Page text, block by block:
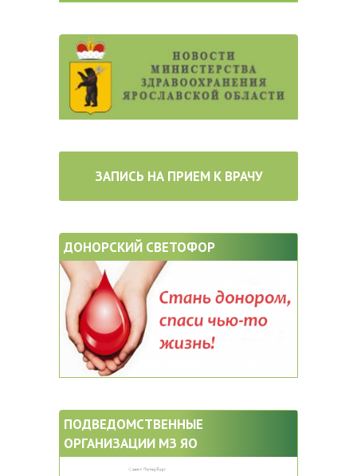
ЗАПИСЬ НА ПРИЕМ К ВРАЧУ
ДОНОРСКИЙ СВЕТОФОР
ПОДВЕДОМСТВЕННЫЕ
ОРГАНИЗАЦИИ МЗ ЯО